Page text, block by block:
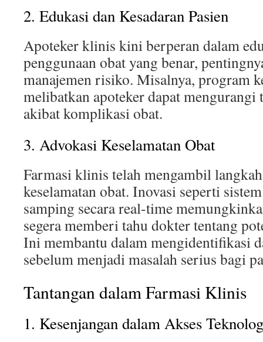
2. Edukasi dan Kesadaran Pasien
Apoteker klinis kini berperan dalam
penggunaan obat yang benar,
manajemen risiko. Misalnya, program
melibatkan apoteker dapat mengurangi
akibat komplikasi obat.
3. Advokasi Keselamatan Obat
Farmasi klinis telah mengambil
keselamatan obat. Inovasi seperti
samping secara real-time
segera memberi tahu dokter tentang
Ini membantu dalam mengidentifikasi
sebelum menjadi masalah serius bagi
Tantangan dalam Farmasi Klinis
1. Kesenjangan dalam Akses